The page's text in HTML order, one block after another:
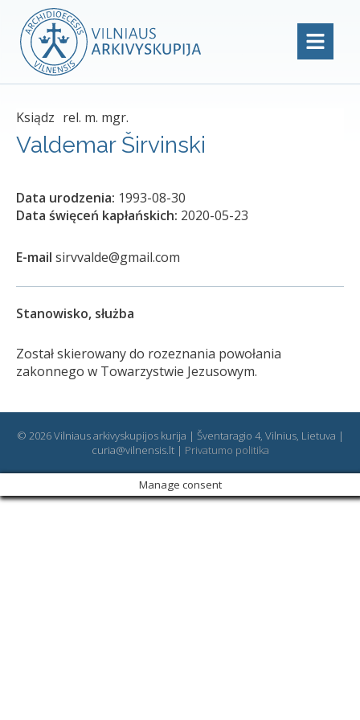
Ksiądz rel. m. mgr.
Valdemar Širvinski
Data urodzenia: 1993-08-30
Data święceń kapłańskich: 2020-05-23
E-mail sirvvalde@gmail.com
Stanowisko, służba
Został skierowany do rozeznania powołania
zakonnego w Towarzystwie Jezusowym.
© 2026 Vilniaus arkivyskupijos kurija | Šventaragio 4, Vilnius, Lietuva |
curia@vilnensis.lt | Privatumo politika
Manage consent